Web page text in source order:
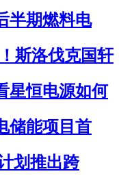
半期燃料电
斯洛伐克国轩
星恒电源如何
储能项目首
划推出跨